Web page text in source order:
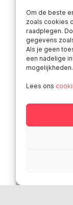
Om de beste
zoals cookies
raadplegen.
gegevens
Als je geen
een nadelige
mogelijkheden.
Lees ons
Wettelijke
Sociale